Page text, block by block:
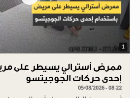
1
ممرض أسترالي يسيطر على
إحدى حركات الجوجيتسو
05/08/2026 - 08:22